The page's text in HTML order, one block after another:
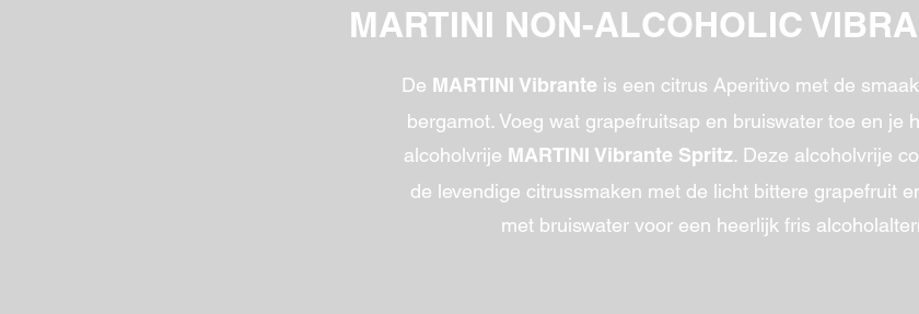
MARTINI NON-ALCOHOLIC
De MARTINI Vibrante is een citrus Aperitivo met de
bergamot. Voeg wat grapefruitsap en bruiswater toe en je
alcoholvrije MARTINI Vibrante Spritz. Deze alcoholvrije
de levendige citrussmaken met de licht bittere grapefruit
met bruiswater voor een heerlijk fris